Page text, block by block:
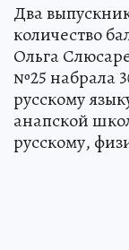
Два
количество
Ольга
№25 набрала
русскому
анапской
русскому,